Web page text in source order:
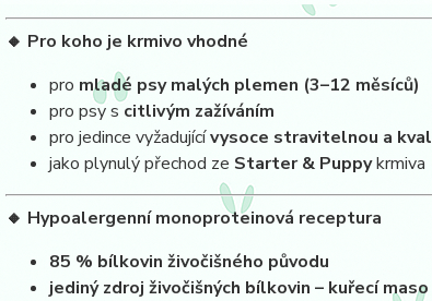
🔸 Pro koho je krmivo vhodné
pro mladé psy malých plemen (3–12 měsíců)
pro psy s citlivým zažíváním
pro jedince vyžadujícívysoce stravitelnou a
jako plynulý přechod ze Starter & Puppykrmiva
🔸 Hypoalergenní monoproteinová receptura
85 % bílkovin živočišného původu
jediný zdroj živočišných bílkovin – kuřecí maso